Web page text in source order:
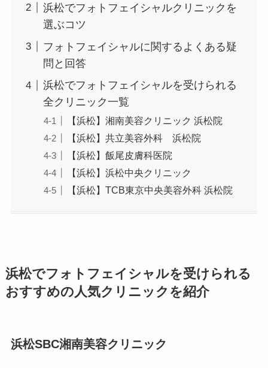
浜松でフォトフェイシャルクリニックを
選ぶコツ
フォトフェイシャルに関するよくある疑
問と回答
浜松でフォトフェイシャルを受けられる
全クリニック一覧
【浜松】湘南美容クリニック 浜松院
【浜松】共立美容外科 浜松院
【浜松】飯尾皮膚科医院
【浜松】浜松中央クリニック
【浜松】TCB東京中央美容外科 浜松院
浜松でフォトフェイシャルを受けられる
おすすめの人気クリニックを紹介
浜松SBC湘南美容クリニック